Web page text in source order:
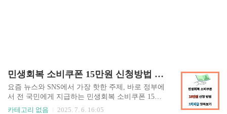
민생회복 소비쿠폰 15만원 신청방법 총정리 (1차 지급)
요즘 뉴스와 SNS에서 가장 핫한 주제, 바로 정부에
서 전 국민에게 지급하는 민생회복 소비쿠폰 15만
원(1차 지급)에 대해서 들어보셨나요? 물가는 하루
카테고리 없음 2025. 7. 6. 16:05